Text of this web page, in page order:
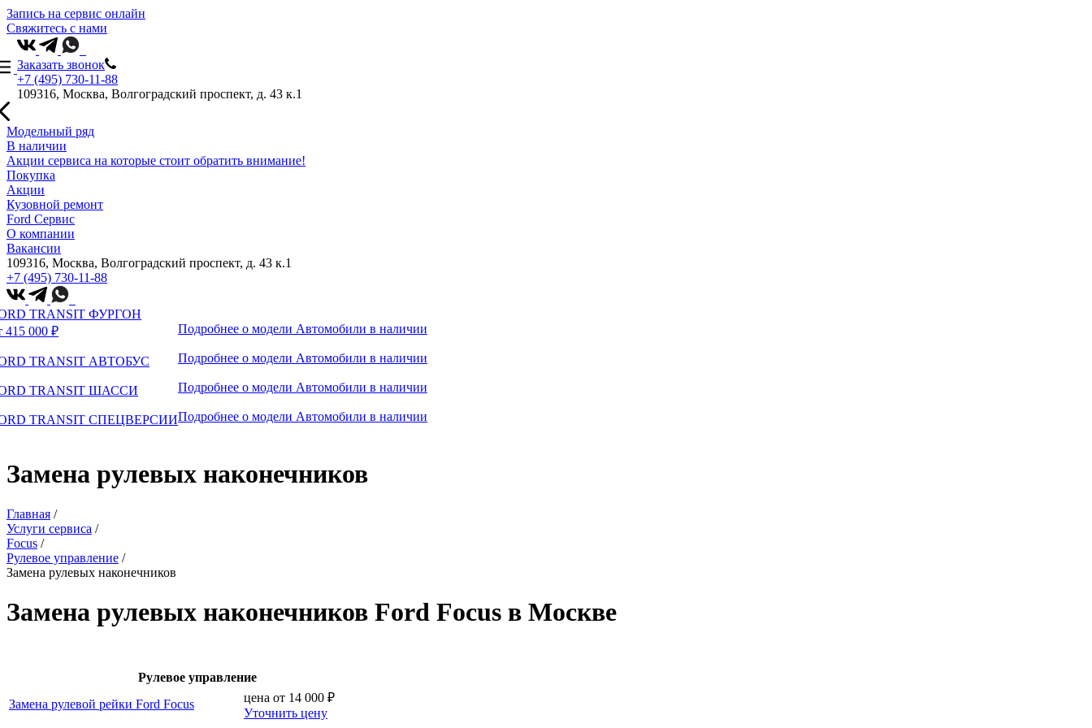
Запись на сервис онлайн
Свяжитесь с нами
Заказать звонок
+7 (495) 730-11-88
109316, Москва, Волгоградский проспект, д. 43 к.1
Модельный ряд
В наличии
Акции сервиса на которые стоит обратить внимание!
Покупка
Акции
Кузовной ремонт
Ford Сервис
О компании
Вакансии
109316, Москва, Волгоградский проспект, д. 43 к.1
+7 (495) 730-11-88
TRANSIT ФУРГОН
415 000 ₽
TRANSIT АВТОБУС
TRANSIT ШАССИ
TRANSIT СПЕЦВЕРСИИ
Подробнее о модели Автомобили в наличии
Подробнее о модели Автомобили в наличии
Подробнее о модели Автомобили в наличии
Подробнее о модели Автомобили в наличии
Замена рулевых наконечников
Главная /
Услуги сервиса /
Focus /
Рулевое управление /
Замена рулевых наконечников
Замена рулевых наконечников Ford Focus в Москве
Рулевое управление
Замена рулевой рейки Ford Focus
цена от 14 000 ₽
Уточнить цену